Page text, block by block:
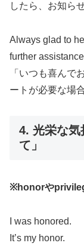
したら、お知ら
Always glad to
further
「いつも喜んで
ートが必要な場
4. 光栄な気
て」
※honorや
I was honored.
It’s my honor.